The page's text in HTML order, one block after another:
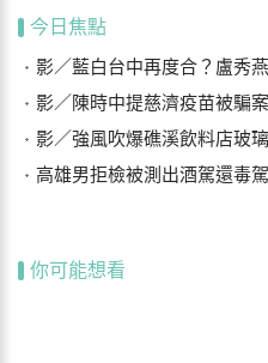
今日焦點
影／藍白台中再度合？盧秀
影／陳時中提慈濟疫苗被騙案 柯
影／強風吹爆礁溪飲料店玻璃門！
高雄男拒檢被測出酒駕還毒駕
你可能想看